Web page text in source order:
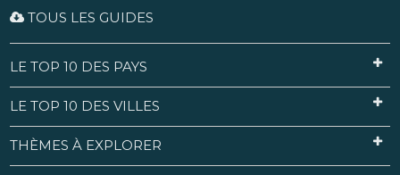
TOUS LES GUIDES
LE TOP 10 DES PAYS
LE TOP 10 DES VILLES
THÈMES À EXPLORER